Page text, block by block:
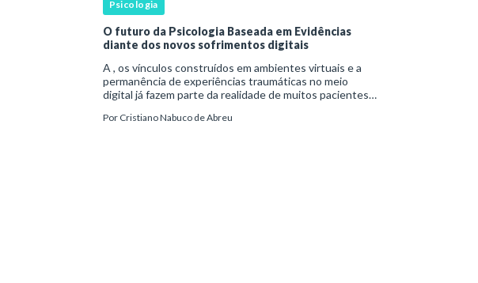
Psicologia
O futuro da Psicologia Baseada em Evidências
diante dos novos sofrimentos digitais
A , os vínculos construídos em ambientes virtuais e a
permanência de experiências traumáticas no meio
digital já fazem parte da realidade de muitos pacientes.
contar com definições consolidadas, instr
Por Cristiano Nabuco de Abreu